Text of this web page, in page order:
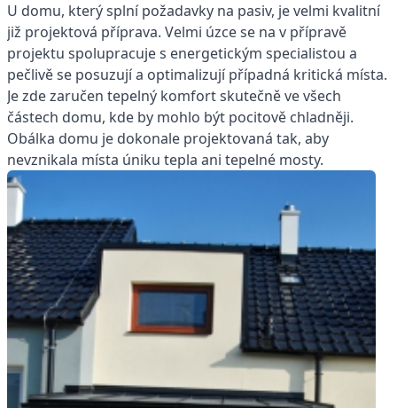
U domu, který splní požadavky na pasiv, je velmi kvalitní
již projektová příprava. Velmi úzce se na v přípravě
projektu spolupracuje s energetickým specialistou a
pečlivě se posuzují a optimalizují případná kritická místa.
Je zde zaručen tepelný komfort skutečně ve všech
částech domu, kde by mohlo být pocitově chladněji.
Obálka domu je dokonale projektovaná tak, aby
nevznikala místa úniku tepla ani tepelné mosty.